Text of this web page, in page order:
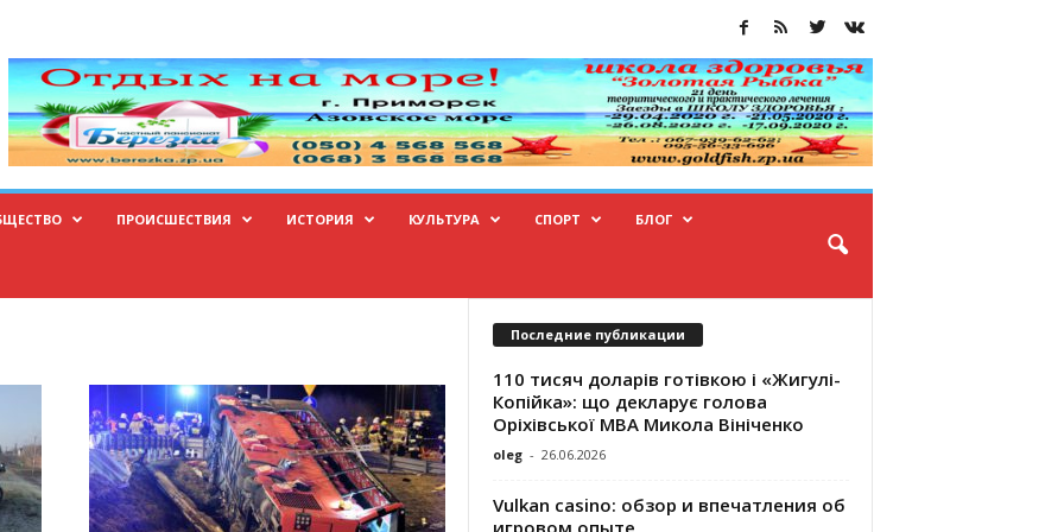
ПРОИСШЕСТВИЯ ИСТОРИЯ КУЛЬТУРА СПОРТ БЛОГ
Последние публикации
110 тисяч доларів готівкою і «Жигулі-
Копійка»: що декларує голова
Оріхівської МВА Микола Вініченко
oleg - 26.06.2026
Vulkan casino: обзор и впечатления об
игровом опыте